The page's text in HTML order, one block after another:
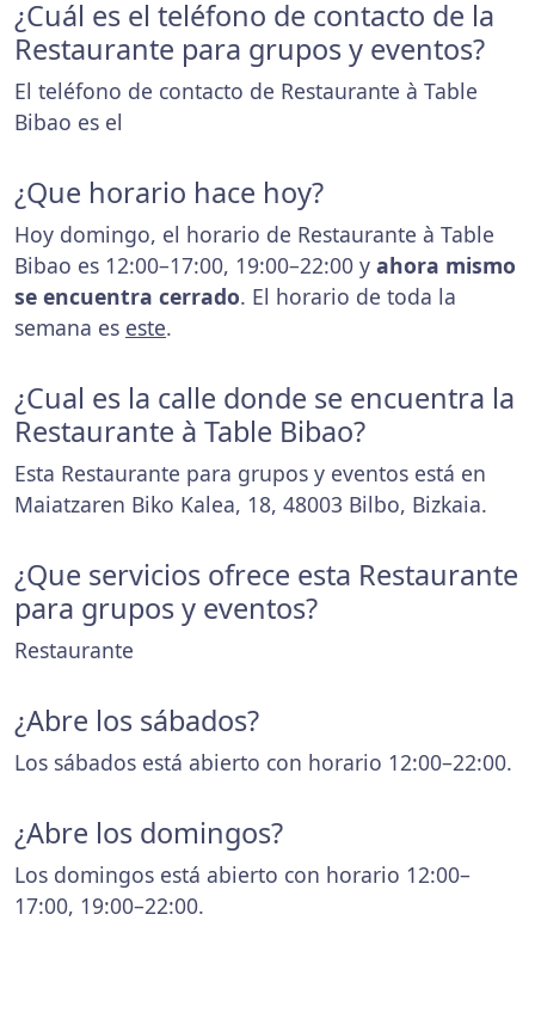
¿Cuál es el teléfono de contacto de la
Restaurante para grupos y eventos?
El teléfono de contacto de Restaurante à Table
Bibao es el
¿Que horario hace hoy?
Hoy domingo, el horario de Restaurante à Table
Bibao es 12:00–17:00, 19:00–22:00 y ahora mismo
se encuentra cerrado. El horario de toda la
semana es este.
¿Cual es la calle donde se encuentra la
Restaurante à Table Bibao?
Esta Restaurante para grupos y eventos está en
Maiatzaren Biko Kalea, 18, 48003 Bilbo, Bizkaia.
¿Que servicios ofrece esta Restaurante
para grupos y eventos?
Restaurante
¿Abre los sábados?
Los sábados está abierto con horario 12:00–22:00.
¿Abre los domingos?
Los domingos está abierto con horario 12:00–
17:00, 19:00–22:00.